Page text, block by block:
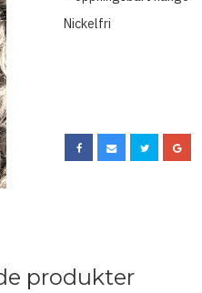
Nickelfri
produkter